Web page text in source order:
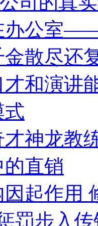
办公室
散尽还
和演讲
式
神龙教
直销
起作用
罚步入